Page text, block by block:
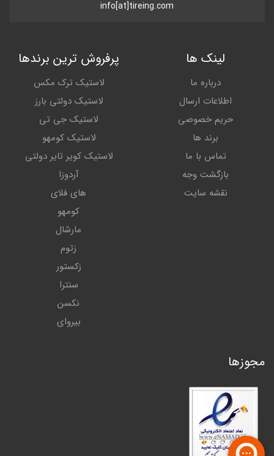
info[at]tireing.com
لینک ها
درباره ما
اطلاعات ارسال
حریم خصوصی
برند ها
تماس با ما
بازگشت وجه
نقشه سایت
پرفروش ترین برندها
لاستیک ترک مکس
لاستیک دولتی بارز
لاستیک جی تی
لاستیک کومهو
لاستیک کویر تایر دولتی
آردوزا
های فلای
کومهو
مارشال
زتوم
زکستور
سنترا
نکسن
بیروای
مجوزها